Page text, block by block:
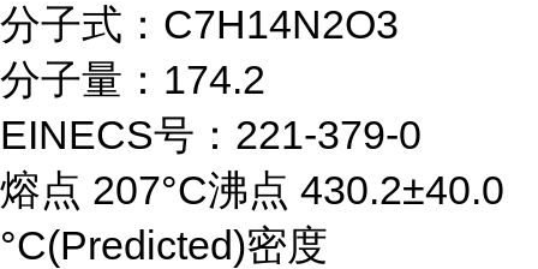
分子式：C7H14N2O3
分子量：174.2
EINECS号：221-379-0
熔点 207°C沸点 430.2±40.0
°C(Predicted)密度